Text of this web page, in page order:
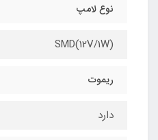
نوع لامپ
SMD(12V/1W)
ریموت
دارد